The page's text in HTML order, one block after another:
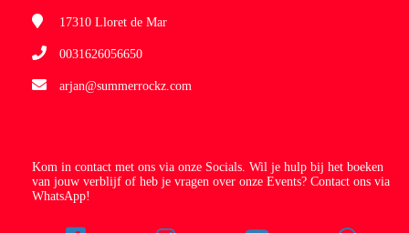
17310 Lloret de Mar
0031626056650
arjan@summerrockz.com
Kom in contact met ons via onze Socials. Wil je hulp bij het boeken
van jouw verblijf of heb je vragen over onze Events? Contact ons via
WhatsApp!